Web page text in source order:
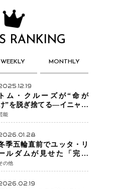
RANKING
WEEKLY MONTHLY
トム・クルーズが“命が
”を脱ぎ捨てる―イニャリ
ゥ監督と挑む前代未聞の
惨事コメディ「DIGGER
ィガー」始動
能
季五輪直前でユッタ・リ
ルダムが見せた「完成
」転倒と涙を越えて─ミラ
で金を狙うオランダ女王
現在地
の他